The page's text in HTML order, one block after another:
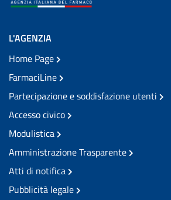
L'AGENZIA
Home Page
FarmaciLine
Partecipazione e soddisfazione utenti
Accesso civico
Modulistica
Amministrazione Trasparente
Atti di notifica
Pubblicità legale